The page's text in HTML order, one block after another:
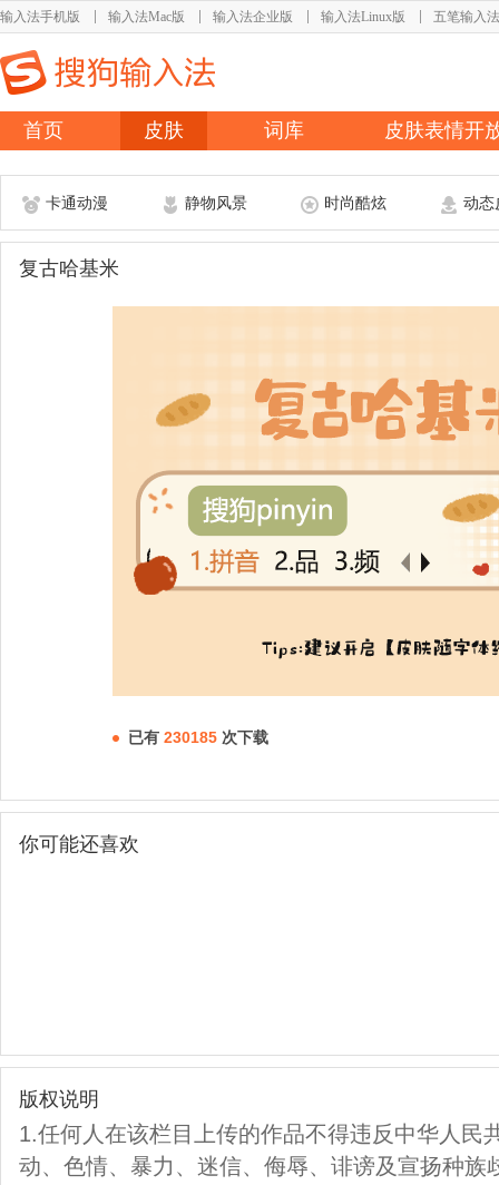
输入法手机版 输入法Mac版 输入法企业版 输入法Linux版 五笔输入法
首页 皮肤 词库 皮肤表情开
卡通动漫 静物风景 时尚酷炫 动态
复古哈基米
已有 230185 次下载
你可能还喜欢
版权说明
1.任何人在该栏目上传的作品不得违反中华人民
动、色情、暴力、迷信、侮辱、诽谤及宣扬种族